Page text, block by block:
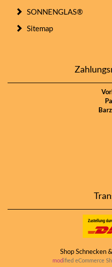
SONNENGLAS®
Sitemap
Shop Schnecken
modified eCommerce